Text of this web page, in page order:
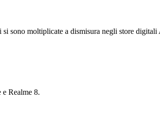
sono moltiplicate a dismisura negli store
Realme 8.